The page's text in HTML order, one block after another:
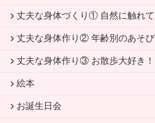
丈夫な身体づくり① 自然に触れて
丈夫な身体作り② 年齢別のあそび
丈夫な身体作り③ お散歩大好き！
絵本
お誕生日会